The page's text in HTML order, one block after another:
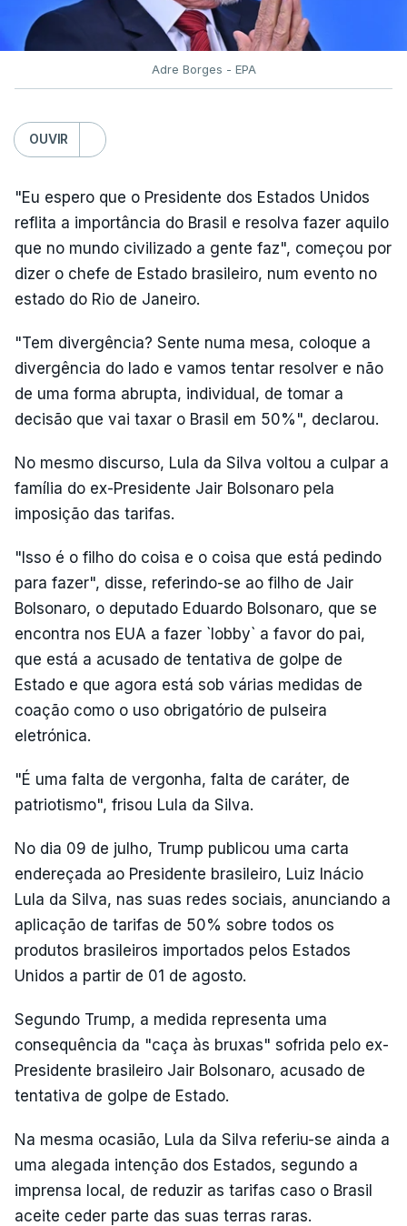
Adre Borges - EPA
OUVIR
"Eu espero que o Presidente dos Estados Unidos
reflita a importância do Brasil e resolva fazer aquilo
que no mundo civilizado a gente faz", começou por
dizer o chefe de Estado brasileiro, num evento no
estado do Rio de Janeiro.
"Tem divergência? Sente numa mesa, coloque a
divergência do lado e vamos tentar resolver e não
de uma forma abrupta, individual, de tomar a
decisão que vai taxar o Brasil em 50%", declarou.
No mesmo discurso, Lula da Silva voltou a culpar a
família do ex-Presidente Jair Bolsonaro pela
imposição das tarifas.
"Isso é o filho do coisa e o coisa que está pedindo
para fazer", disse, referindo-se ao filho de Jair
Bolsonaro, o deputado Eduardo Bolsonaro, que se
encontra nos EUA a fazer `lobby` a favor do pai,
que está a acusado de tentativa de golpe de
Estado e que agora está sob várias medidas de
coação como o uso obrigatório de pulseira
eletrónica.
"É uma falta de vergonha, falta de caráter, de
patriotismo", frisou Lula da Silva.
No dia 09 de julho, Trump publicou uma carta
endereçada ao Presidente brasileiro, Luiz Inácio
Lula da Silva, nas suas redes sociais, anunciando a
aplicação de tarifas de 50% sobre todos os
produtos brasileiros importados pelos Estados
Unidos a partir de 01 de agosto.
Segundo Trump, a medida representa uma
consequência da "caça às bruxas" sofrida pelo ex-
Presidente brasileiro Jair Bolsonaro, acusado de
tentativa de golpe de Estado.
Na mesma ocasião, Lula da Silva referiu-se ainda a
uma alegada intenção dos Estados, segundo a
imprensa local, de reduzir as tarifas caso o Brasil
aceite ceder parte das suas terras raras.